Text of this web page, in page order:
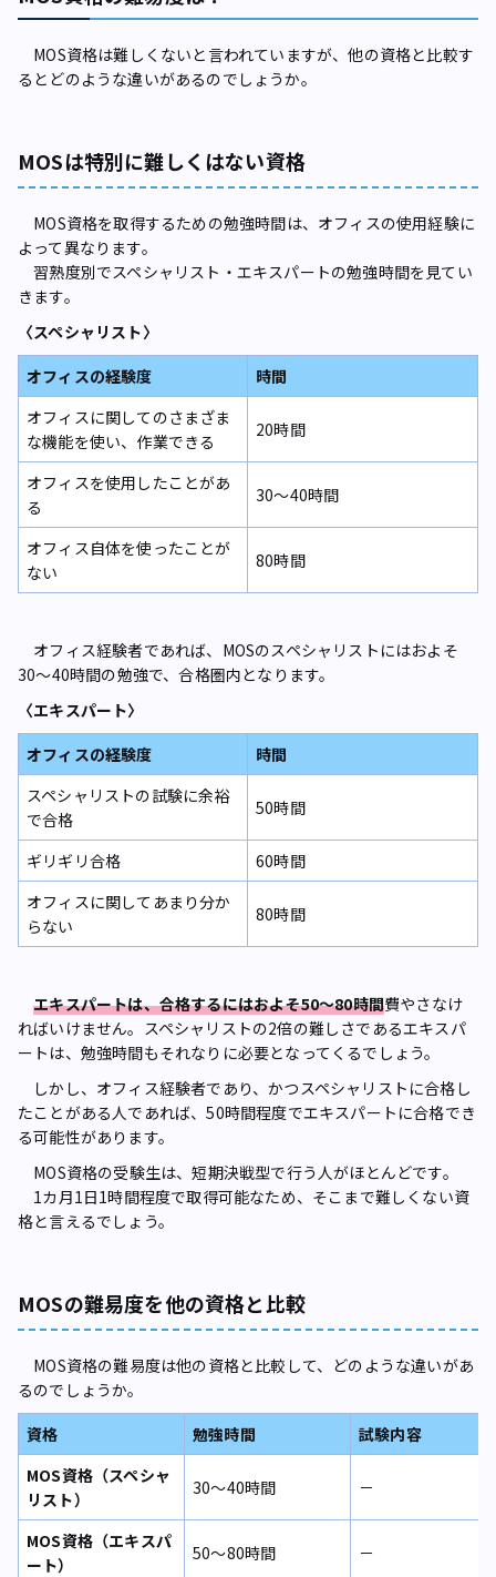
MOS資格は難しくないと言われていますが、他の資格と比較す
るとどのような違いがあるのでしょうか。
MOSは特別に難しくはない資格
MOS資格を取得するための勉強時間は、オフィスの使用経験に
よって異なります。
習熟度別でスペシャリスト・エキスパートの勉強時間を見てい
きます。
〈スペシャリスト〉
オフィスの経験度
時間
オフィスに関してのさまざま
な機能を使い、作業できる
20時間
オフィスを使用したことがあ
る
30〜40時間
オフィス自体を使ったことが
ない
80時間
オフィス経験者であれば、MOSのスペシャリストにはおよそ
30〜40時間の勉強で、合格圏内となります。
〈エキスパート〉
オフィスの経験度
時間
スペシャリストの試験に余裕
で合格
50時間
ギリギリ合格
60時間
オフィスに関してあまり分か
らない
80時間
エキスパートは、合格するにはおよそ50〜80時間費やさなけ
ればいけません。スペシャリストの2倍の難しさであるエキスパ
ートは、勉強時間もそれなりに必要となってくるでしょう。
しかし、オフィス経験者であり、かつスペシャリストに合格し
たことがある人であれば、50時間程度でエキスパートに合格でき
る可能性があります。
MOS資格の受験生は、短期決戦型で行う人がほとんどです。
1カ月1日1時間程度で取得可能なため、そこまで難しくない資
格と言えるでしょう。
MOSの難易度を他の資格と比較
MOS資格の難易度は他の資格と比較して、どのような違いがあ
るのでしょうか。
資格
勉強時間
試験内容
MOS資格（スペシャ
リスト）
30〜40時間 －
MOS資格（エキスパ
ート）
50〜80時間 －